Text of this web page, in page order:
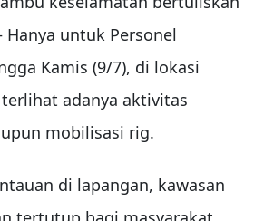
Hanya untuk Personel
Kamis (9/7), di lokasi
adanya aktivitas
mobilisasi rig.
di lapangan, kawasan